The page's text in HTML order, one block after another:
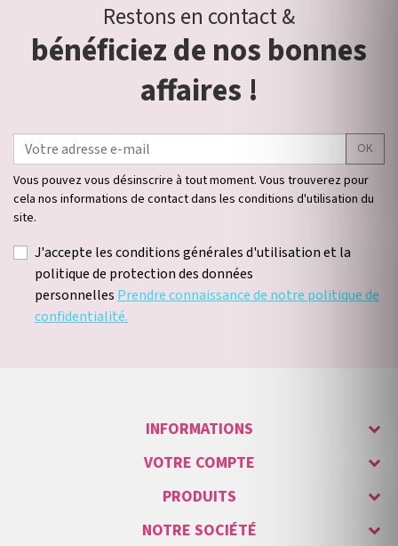
Restons en contact &
bénéficiez de nos bonnes
affaires !
OK
Vous pouvez vous désinscrire à tout moment. Vous trouverez pour
cela nos informations de contact dans les conditions d'utilisation du
site.
J'accepte les conditions générales d'utilisation et la
politique de protection des données
personnelles Prendre connaissance de notre politique de
confidentialité.
INFORMATIONS
VOTRE COMPTE
PRODUITS
NOTRE SOCIÉTÉ